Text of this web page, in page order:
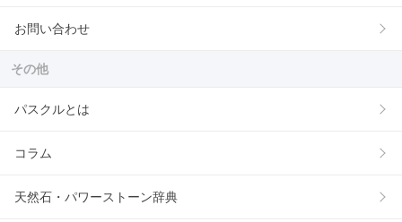
お問い合わせ
その他
パスクルとは
コラム
天然石・パワーストーン辞典